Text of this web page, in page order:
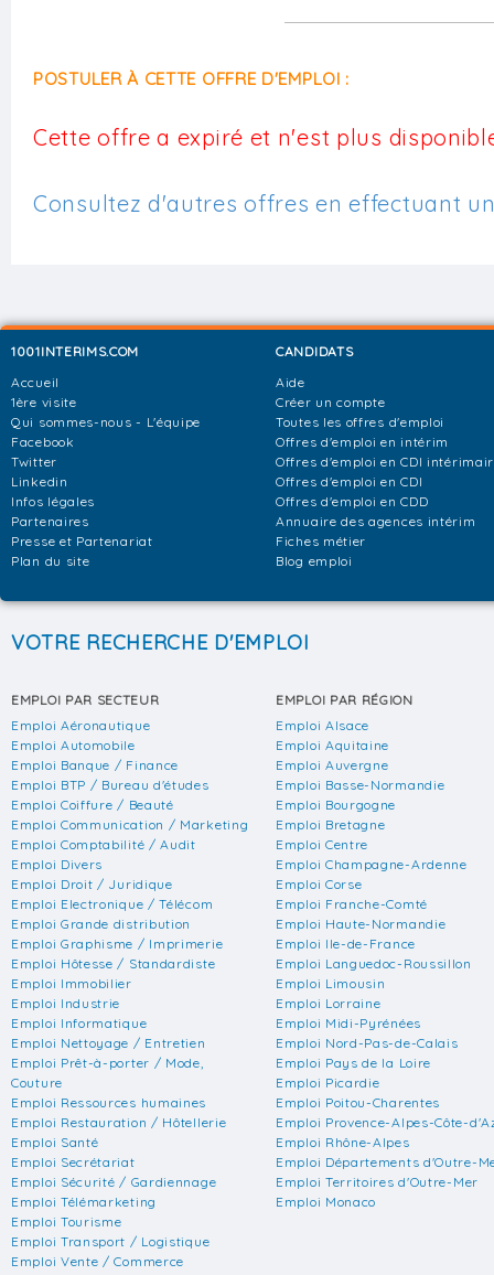
POSTULER À CETTE OFFRE D'EMPLOI :
Cette offre a expiré et n'est plus
Consultez d'autres offres en effectuant
1001INTERIMS.COM
Accueil
1ère visite
Qui sommes-nous - L'équipe
Facebook
Twitter
Linkedin
Infos légales
Partenaires
Presse et Partenariat
Plan du site
CANDIDATS
Aide
Créer un compte
Toutes les offres d'emploi
Offres d'emploi en intérim
Offres d'emploi en CDI
Offres d'emploi en CDI
Offres d'emploi en CDD
Annuaire des agences intérim
Fiches métier
Blog emploi
VOTRE RECHERCHE D'EMPLOI
EMPLOI PAR SECTEUR
Emploi Aéronautique
Emploi Automobile
Emploi Banque / Finance
Emploi BTP / Bureau d'études
Emploi Coiffure / Beauté
Emploi Communication / Marketing
Emploi Comptabilité / Audit
Emploi Divers
Emploi Droit / Juridique
Emploi Electronique / Télécom
Emploi Grande distribution
Emploi Graphisme / Imprimerie
Emploi Hôtesse / Standardiste
Emploi Immobilier
Emploi Industrie
Emploi Informatique
Emploi Nettoyage / Entretien
Emploi Prêt-à-porter / Mode,
Couture
Emploi Ressources humaines
Emploi Restauration / Hôtellerie
Emploi Santé
Emploi Secrétariat
Emploi Sécurité / Gardiennage
Emploi Télémarketing
Emploi Tourisme
Emploi Transport / Logistique
Emploi Vente / Commerce
EMPLOI PAR RÉGION
Emploi Alsace
Emploi Aquitaine
Emploi Auvergne
Emploi Basse-Normandie
Emploi Bourgogne
Emploi Bretagne
Emploi Centre
Emploi Champagne-Ardenne
Emploi Corse
Emploi Franche-Comté
Emploi Haute-Normandie
Emploi Ile-de-France
Emploi Languedoc-Roussillon
Emploi Limousin
Emploi Lorraine
Emploi Midi-Pyrénées
Emploi Nord-Pas-de-Calais
Emploi Pays de la Loire
Emploi Picardie
Emploi Poitou-Charentes
Emploi Provence-Alpes-Côte-
Emploi Rhône-Alpes
Emploi Départements d'Outre-
Emploi Territoires d'Outre-Mer
Emploi Monaco